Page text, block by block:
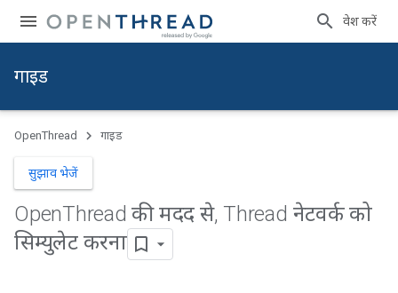
प्रवेश करें
गाइड
OpenThread गाइड
सुझाव भेजें
OpenThread की मदद से, Thread नेटवर्क को
सिम्युलेट करना